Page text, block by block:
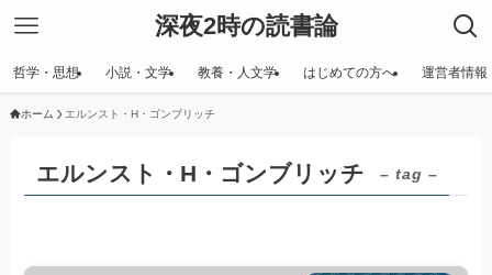
深夜2時の読書論
哲学・思想 小説・文学 教養・人文学 はじめての方へ 運営者情報
ホーム エルンスト・H・ゴンブリッチ
エルンスト・H・ゴンブリッチ – tag –